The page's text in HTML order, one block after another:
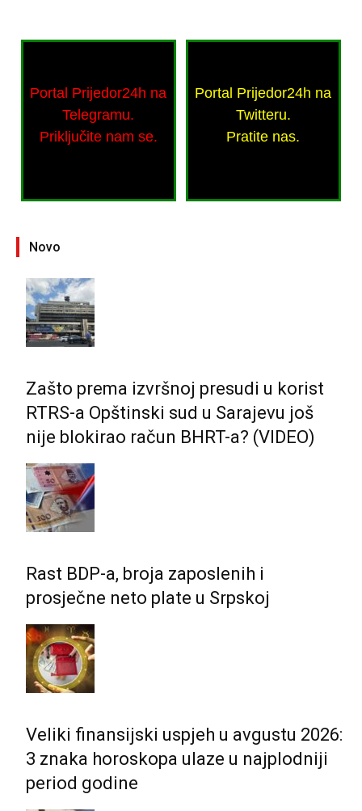
Portal Prijedor24h na
Telegramu.
Priključite nam se.
Portal Prijedor24h na
Twitteru.
Pratite nas.
Novo
Zašto prema izvršnoj presudi u korist
RTRS-a Opštinski sud u Sarajevu još
nije blokirao račun BHRT-a? (VIDEO)
Rast BDP-a, broja zaposlenih i
prosječne neto plate u Srpskoj
Veliki finansijski uspjeh u avgustu 2026:
3 znaka horoskopa ulaze u najplodniji
period godine